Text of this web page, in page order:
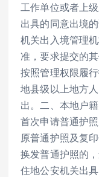
工作单位或者上
出具的同意出境
机关出入境管理
准，要求提交的
按照管理权限履
地县级以上地方
出。二、本地户
首次申请普通护
原普通护照及复
换发普通护照的
住地公安机关出